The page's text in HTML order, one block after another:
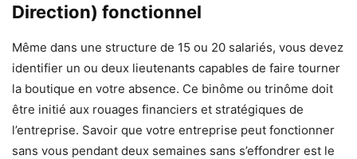
Direction) fonctionnel
Même dans une structure de 15 ou 20 salariés, vous devez
identifier un ou deux lieutenants capables de faire tourner
la boutique en votre absence. Ce binôme ou trinôme doit
être initié aux rouages financiers et stratégiques de
l’entreprise. Savoir que votre entreprise peut fonctionner
sans vous pendant deux semaines sans s’effondrer est le